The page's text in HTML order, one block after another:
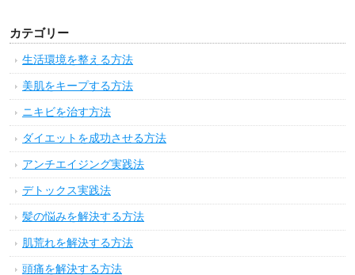
カテゴリー
生活環境を整える方法
美肌をキープする方法
ニキビを治す方法
ダイエットを成功させる方法
アンチエイジング実践法
デトックス実践法
髪の悩みを解決する方法
肌荒れを解決する方法
頭痛を解決する方法